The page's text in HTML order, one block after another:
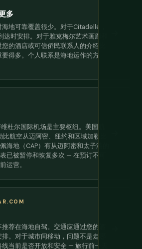
多
地可靠覆盖很少。对于Citadelle，
时安排。对于雅克梅尔艺术画廊和
的酒店或可信侨民联系人的介绍比
得多。个人联系是海地运作的方
杜尔国际机场是主要枢纽。美国航
航空从迈阿密、纽约和区域加勒比
海地（CAP）有从迈阿密和太子港的
已被暂停和恢复多次 — 在预订不可
运营。
荐在海地自驾。交通应通过您的酒
。对于城市间移动，问题不是走哪
当前是否开放和安全 — 旅行前一天